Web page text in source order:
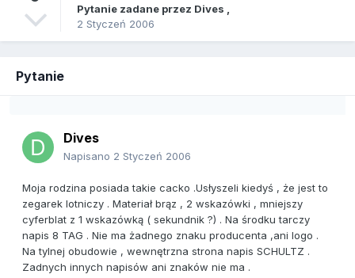
Pytanie zadane przez Dives
2 Styczeń 2006
Pytanie
Dives
Napisano 2 Styczeń 2006
Moja rodzina posiada takie cacko .Usłyszeli kiedyś , że jest to
zegarek lotniczy . Materiał brąz , 2 wskazówki , mniejszy
cyferblat z 1 wskazówką ( sekundnik ?) . Na środku tarczy
napis 8 TAG . Nie ma żadnego znaku producenta ,ani logo .
Na tylnej obudowie , wewnętrzna strona napis SCHULTZ .
Zadnych innych napisów ani znaków nie ma .